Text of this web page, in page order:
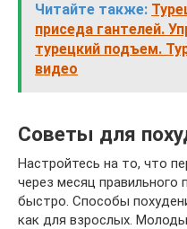
Читайте также:
приседа гантелей.
турецкий подъем.
видео
Советы для
Настройтесь на то, что
через месяц правильного
быстро. Способы
как для взрослых.